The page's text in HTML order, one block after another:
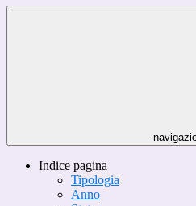
Indice pagina
Tipologia
Anno